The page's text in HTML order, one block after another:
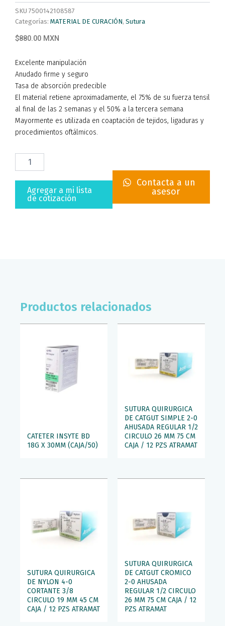
SKU 7500142108587
Categorías: MATERIAL DE CURACIÓN, Sutura
$880.00 MXN
Excelente manipulación
Anudado firme y seguro
Tasa de absorción predecible
El material retiene aproximadamente, el 75% de su fuerza tensil
al final de las 2 semanas y el 50% a la tercera semana
Mayormente es utilizada en coaptación de tejidos, ligaduras y
procedimientos oftálmicos.
SUTURA
QUIRURGICA
ÁCIDO
POLIGLICOLICO
CAJA
12
ATRAMAT
Agregar a mi lista
de cotización
Contacta a un
asesor
Productos relacionados
CATETER INSYTE BD
18G X 30MM (CAJA/50)
SUTURA QUIRURGICA
DE CATGUT SIMPLE 2-0
AHUSADA REGULAR 1/2
CIRCULO 26 MM 75 CM
CAJA / 12 PZS ATRAMAT
SUTURA QUIRURGICA
DE NYLON 4-0
CORTANTE 3/8
CIRCULO 19 MM 45 CM
CAJA / 12 PZS ATRAMAT
SUTURA QUIRURGICA
DE CATGUT CROMICO
2-0 AHUSADA
REGULAR 1/2 CIRCULO
26 MM 75 CM CAJA / 12
PZS ATRAMAT